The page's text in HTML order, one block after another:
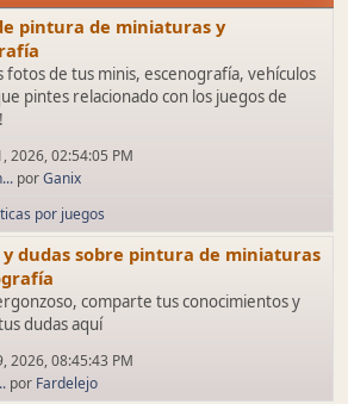
pintura de miniaturas y
fotos de tus minis, escenografía, vehículos
pintes relacionado con los juegos de
2026, 02:54:05 PM
porGanix
por juegos
y dudas sobre pintura de miniaturas
comparte tus conocimientos y
dudas aquí
2026, 08:45:43 PM
por Fardelejo